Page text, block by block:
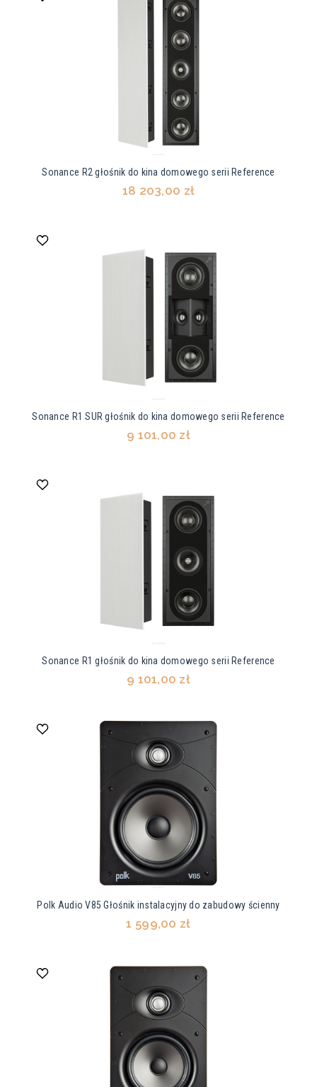
Sonance R2 głośnik do kina domowego serii Reference
18 203,00 zł
Sonance R1 SUR głośnik do kina domowego serii Reference
9 101,00 zł
Sonance R1 głośnik do kina domowego serii Reference
9 101,00 zł
Polk Audio V85 Głośnik instalacyjny do zabudowy ścienny
1 599,00 zł